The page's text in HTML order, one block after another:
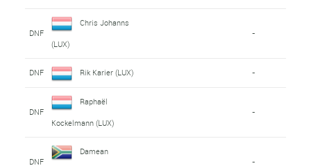
DNF
Chris Johanns
(LUX)
-
DNF Rik Karier (LUX) -
DNF
Raphaël
Kockelmann (LUX)
-
DNF
Damean
-